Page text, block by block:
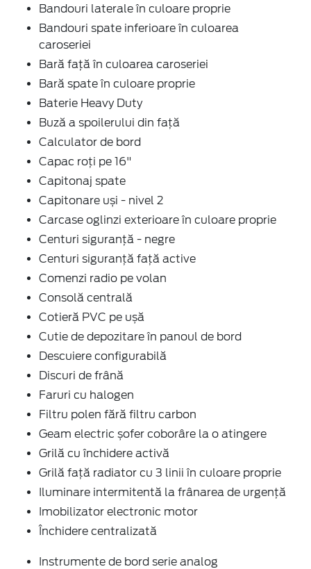
Bandouri laterale în culoare proprie
Bandouri spate inferioare în culoarea
caroseriei
Bară față în culoarea caroseriei
Bară spate în culoare proprie
Baterie Heavy Duty
Buză a spoilerului din față
Calculator de bord
Capac roți pe 16"
Capitonaj spate
Capitonare uși - nivel 2
Carcase oglinzi exterioare în culoare proprie
Centuri siguranță - negre
Centuri siguranță față active
Comenzi radio pe volan
Consolă centrală
Cotieră PVC pe ușă
Cutie de depozitare în panoul de bord
Descuiere configurabilă
Discuri de frână
Faruri cu halogen
Filtru polen fără filtru carbon
Geam electric șofer coborâre la o atingere
Grilă cu închidere activă
Grilă față radiator cu 3 linii în culoare proprie
Iluminare intermitentă la frânarea de urgență
Imobilizator electronic motor
Închidere centralizată
Instrumente de bord serie analog